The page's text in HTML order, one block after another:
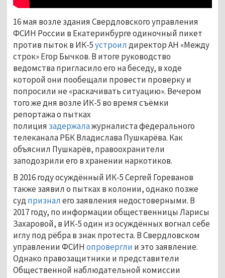
16 мая возле здания Свердловского управления
ФСИН России в Екатеринбурге одиночный пикет
против пыток в ИК-5устроилдиректор АН «Между
строк» Егор Бычков. В итоге руководство
ведомства пригласило его на беседу, в ходе
которой они пообещали провести проверку и
попросили не «раскачивать ситуацию». Вечером
того же дня возле ИК-5 во время съёмки
репортажа о пытках
полиция задержалажурналиста федерального
телеканала РБК Владислава Пушкарёва. Как
объяснил Пушкарёв, правоохранители
заподозрили его в хранении наркотиков.
В 2016 году осуждённый ИК-5 Сергей Гореванов
также заявил о пытках в колонии, однако позже
судпризналего заявления недостоверными. В
2017 году, по информации общественницы Ларисы
Захаровой, в ИК-5 один из осуждённых вогнал себе
иглу под рёбра в знак протеста. В Свердловском
управлении ФСИНопровергли и это заявление.
Однако правозащитники и представители
Общественной наблюдательной комиссии